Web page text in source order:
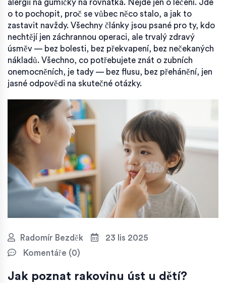
alergii na gumičky na rovnátka. Nejde jen o léčení. Jde
o to pochopit, proč se vůbec něco stalo, a jak to
zastavit navždy. Všechny články jsou psané pro ty, kdo
nechtějí jen záchrannou operaci, ale trvalý zdravý
úsměv — bez bolesti, bez překvapení, bez nečekaných
nákladů. Všechno, co potřebujete znát o zubních
onemocněních, je tady — bez flusu, bez přehánění, jen
jasné odpovědi na skutečné otázky.
Radomír Bezděk
23 lis 2025
Komentáře (0)
Jak poznat rakovinu úst u dětí?